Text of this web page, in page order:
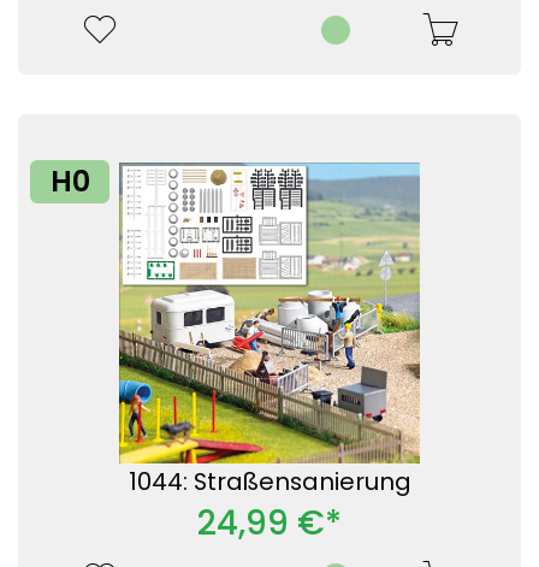
H0
1044: Straßensanierung
24,99 €*